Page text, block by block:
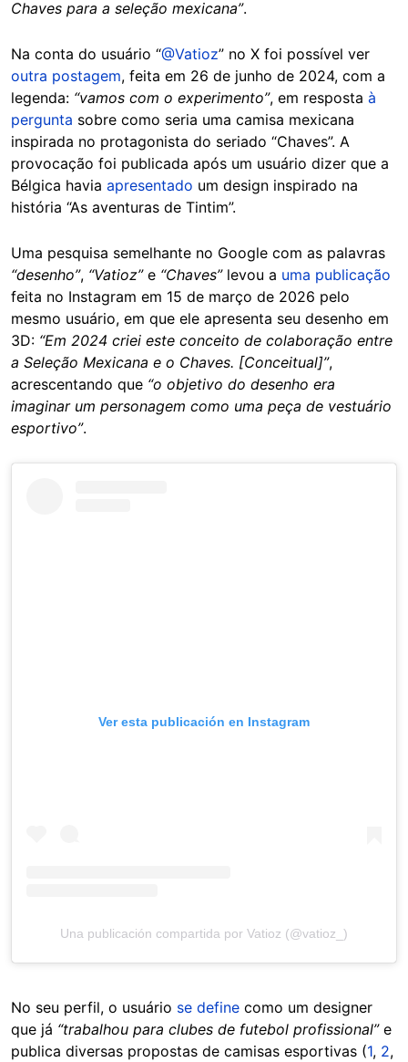
Chaves para a seleção mexicana”.
Na conta do usuário “@Vatioz” no X foi possível ver
outra postagem, feita em 26 de junho de 2024, com a
legenda: “vamos com o experimento”, em resposta à
pergunta sobre como seria uma camisa mexicana
inspirada no protagonista do seriado “Chaves”. A
provocação foi publicada após um usuário dizer que a
Bélgica havia apresentado um design inspirado na
história “As aventuras de Tintim”.
Uma pesquisa semelhante no Google com as palavras
“desenho”, “Vatioz” e “Chaves”levou a uma publicação
feita no Instagram em 15 de março de 2026 pelo
mesmo usuário, em que ele apresenta seu desenho em
3D: “Em 2024 criei este conceito de colaboração entre
a Seleção Mexicana e o Chaves. [Conceitual]”,
acrescentando que “o objetivo do desenho era
imaginar um personagem como uma peça de vestuário
esportivo”.
Ver esta publicación en Instagram
Una publicación compartida por Vatioz (@vatioz_)
No seu perfil, o usuário se define como um designer
que já “trabalhou para clubes de futebol profissional”e
publica diversas propostas de camisas esportivas (1, 2,